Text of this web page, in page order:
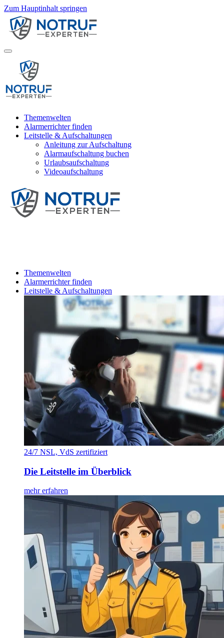
Zum Hauptinhalt springen
Themenwelten
Alarmerrichter finden
Leitstelle & Aufschaltungen
Anleitung zur Aufschaltung
Alarmaufschaltung buchen
Urlaubsaufschaltung
Videoaufschaltung
Themenwelten
Alarmerrichter finden
Leitstelle & Aufschaltungen
24/7 NSL, VdS zertifiziert
Die Leitstelle im Überblick
mehr erfahren